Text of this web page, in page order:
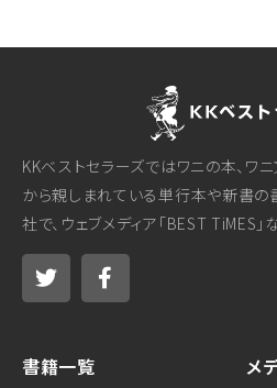
KKベストセラーズではワニの本、ワ
から親しまれている単行本や新書
社で、ウェブメディア「BEST TiMES
書籍一覧 メ